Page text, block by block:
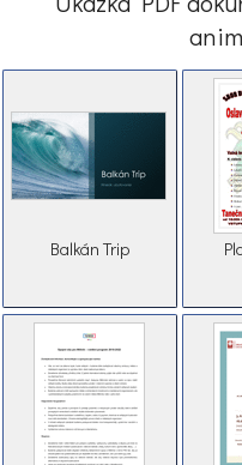
Balkán Trip